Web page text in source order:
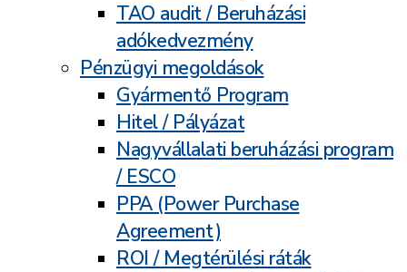
TAO audit / Beruházási
adókedvezmény
Pénzügyi megoldások
Gyármentő Program
Hitel / Pályázat
Nagyvállalati beruházási program
/ ESCO
PPA (Power Purchase
Agreement)
ROI / Megtérülési ráták